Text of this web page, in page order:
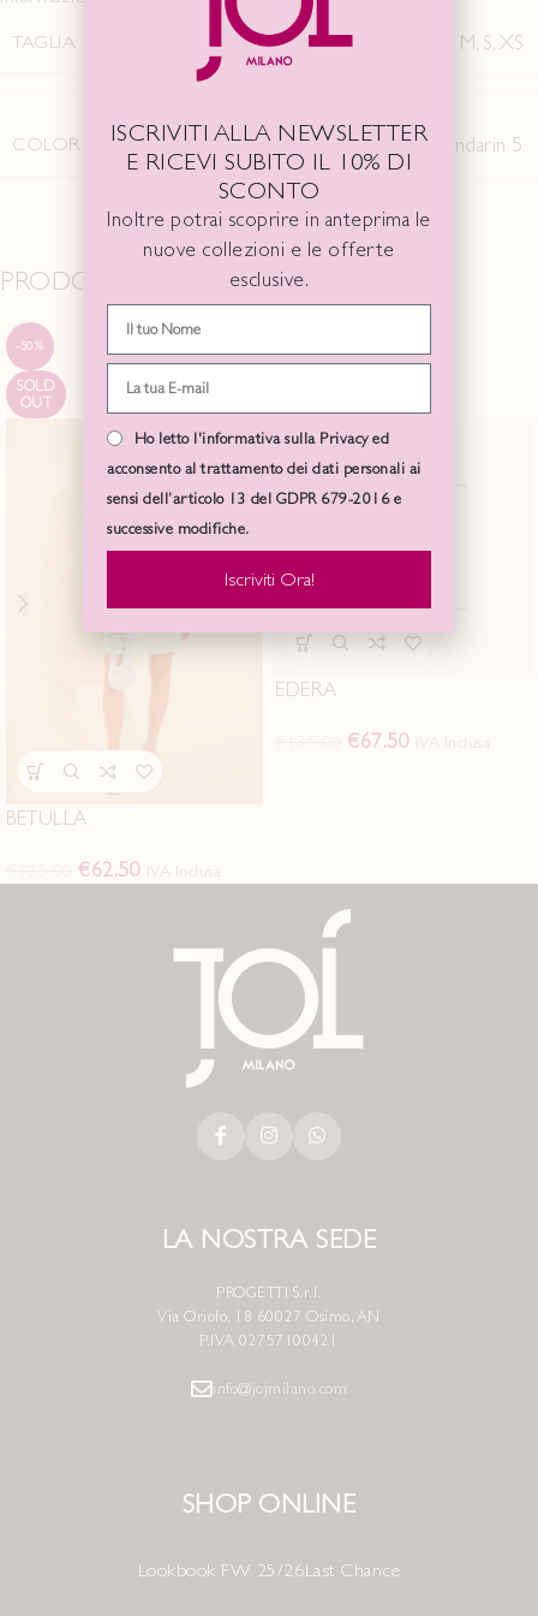
TAGLIA
M, S, XS
COLORE Pink/mandarin 5
PRODOTTI CORRELATI
-50%
SOLD
OUT
BETULLA
€62.50
EDERA
€67.50
LA NOSTRA SEDE
PROGETTI S.r.l.
Via Oriolo, 18 60027 Osimo, AN
P.IVA 02757100421
info@jojmilano.com
SHOP ONLINE
Lookbook FW 25/26Last Chance
ISCRIVITI ALLA NEWSLETTER
E RICEVI SUBITO IL 10% DI
SCONTO
Inoltre potrai scoprire in anteprima le
nuove collezioni e le offerte
esclusive.
Ho letto l'informativa sulla Privacy ed
acconsento al trattamento dei dati personali ai
sensi dell’articolo 13 del GDPR 679-2016 e
successive modifiche.
Iscriviti Ora!